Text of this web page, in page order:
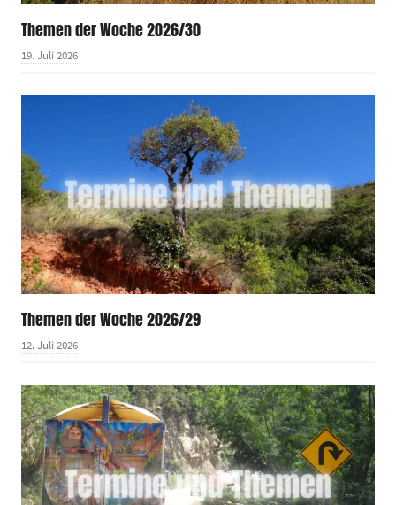
Themen der Woche 2026/30
19. Juli 2026
Themen der Woche 2026/29
12. Juli 2026